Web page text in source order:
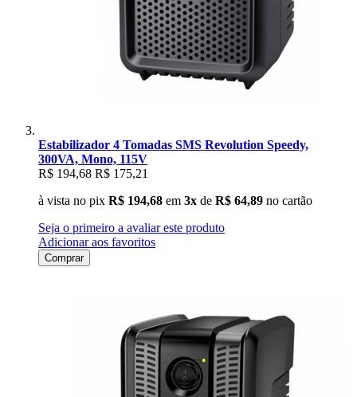
Estabilizador 4 Tomadas SMS Revolution Speedy,
300VA, Mono, 115V
R$ 194,68 R$ 175,21
à vista no pix R$ 194,68 em 3x de R$ 64,89 no cartão
Seja o primeiro a avaliar este produto
Adicionar aos favoritos
Comprar